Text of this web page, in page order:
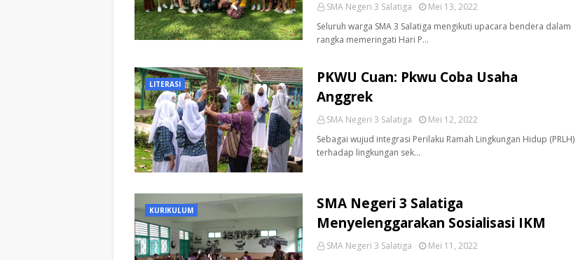
SMA Negeri 3 Salatiga
Mei 13, 2022
Seluruh warga SMA 3 Salatiga mengikuti upacara bendera dalam
rangka memeringati Hari P…
LITERASI
PKWU Cuan: Pkwu Coba Usaha
Anggrek
SMA Negeri 3 Salatiga
Mei 12, 2022
Sebagai wujud integrasi Perilaku Ramah Lingkungan Hidup (PRLH)
terhadap lingkungan sek…
KURIKULUM
SMA Negeri 3 Salatiga
Menyelenggarakan Sosialisasi IKM
SMA Negeri 3 Salatiga
Mei 11, 2022